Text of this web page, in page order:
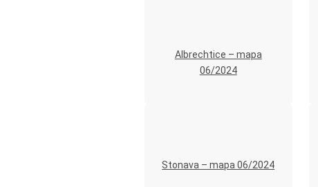
Albrechtice – mapa
06/2024
Stonava – mapa 06/2024